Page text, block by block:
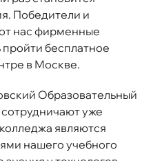
Победители и
нас фирменные
бесплатное
в Москве.
Образовательный
уже
являются
нашего учебного